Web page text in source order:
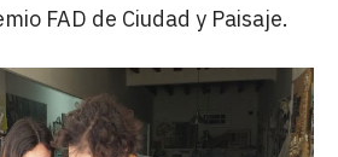
FAD de Ciudad y Paisaje.